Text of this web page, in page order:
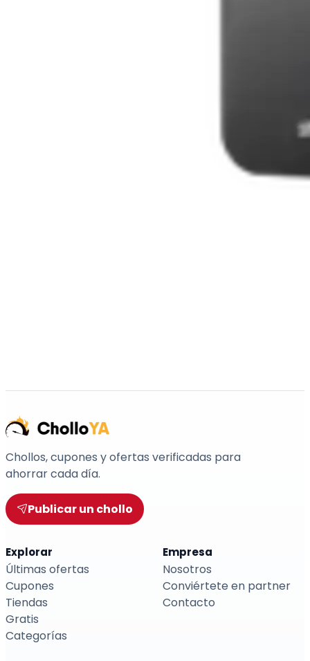
Chollos, cupones y ofertas verificadas para
ahorrar cada día.
Publicar un chollo
Explorar
Últimas ofertas
Cupones
Tiendas
Gratis
Categorías
Empresa
Nosotros
Conviértete en partner
Contacto